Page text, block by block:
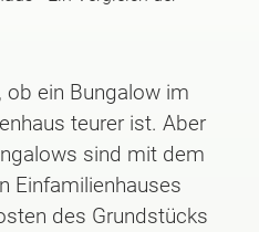
ein Bungalow im
teurer ist. Aber
sind mit dem
Einfamilienhauses
des Grundstücks